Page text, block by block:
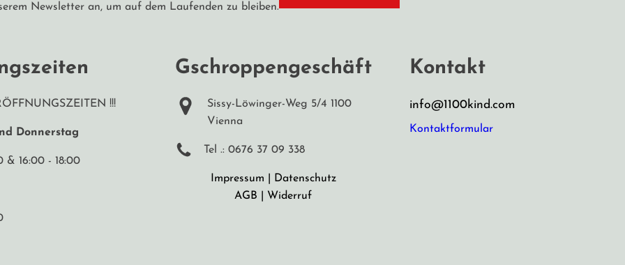
Newsletter an, um auf dem Laufenden zu bleiben.
!!!
Donnerstag
& 16:00 - 18:00
Gschroppengeschäft
Sissy-Löwinger-Weg 5/4 1100
Vienna
Tel .: 0676 37 09 338
Impressum
Datenschutz
AGB
Widerruf
Kontakt
info@1100kind.com
Kontaktformular